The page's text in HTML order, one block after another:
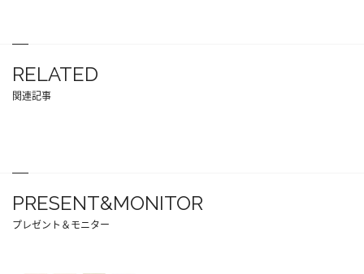
RELATED
関連記事
PRESENT&MONITOR
プレゼント＆モニター